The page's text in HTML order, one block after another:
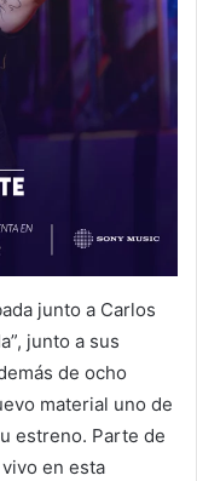
junto a Carlos
junto a sus
de ocho
material uno de
estreno. Parte de
en esta